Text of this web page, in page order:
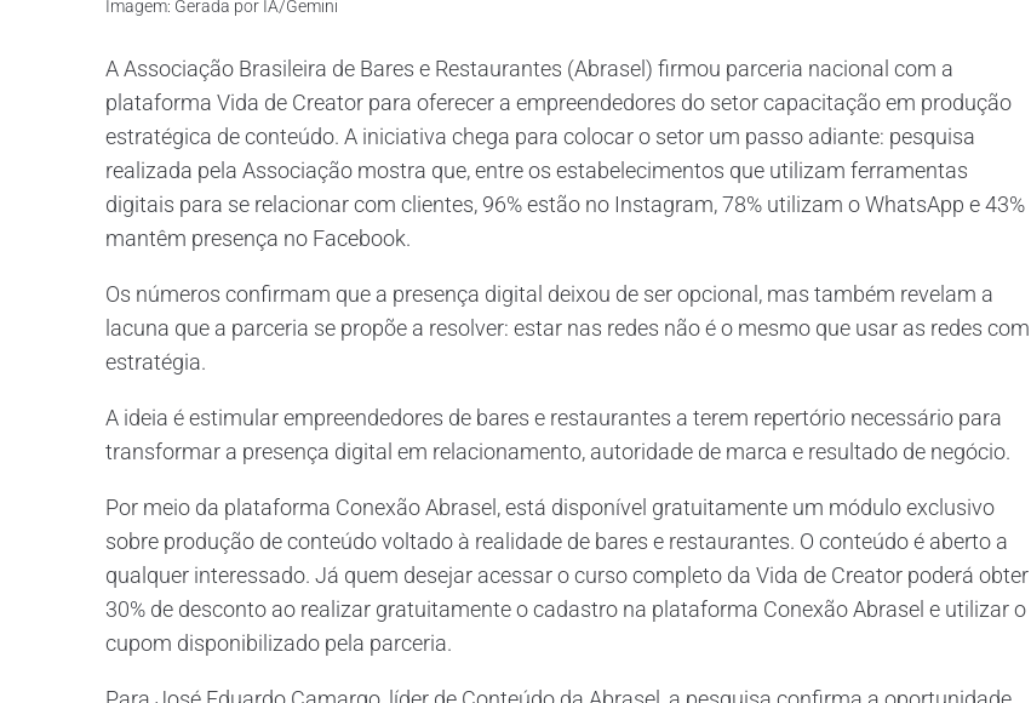
Imagem: Gerada por IA/Gemini
A Associação Brasileira de Bares e Restaurantes (Abrasel) firmou parceria nacional com a
plataforma Vida de Creator para oferecer a empreendedores do setor capacitação em produção
estratégica de conteúdo. A iniciativa chega para colocar o setor um passo adiante: pesquisa
realizada pela Associação mostra que, entre os estabelecimentos que utilizam ferramentas
digitais para se relacionar com clientes, 96% estão no Instagram, 78% utilizam o WhatsApp e 43%
mantêm presença no Facebook.
Os números confirmam que a presença digital deixou de ser opcional, mas também revelam a
lacuna que a parceria se propõe a resolver: estar nas redes não é o mesmo que usar as redes com
estratégia.
A ideia é estimular empreendedores de bares e restaurantes a terem repertório necessário para
transformar a presença digital em relacionamento, autoridade de marca e resultado de negócio.
Por meio da plataforma Conexão Abrasel, está disponível gratuitamente um módulo exclusivo
sobre produção de conteúdo voltado à realidade de bares e restaurantes. O conteúdo é aberto a
qualquer interessado. Já quem desejar acessar o curso completo da Vida de Creator poderá obter
30% de desconto ao realizar gratuitamente o cadastro na plataforma Conexão Abrasel e utilizar o
cupom disponibilizado pela parceria.